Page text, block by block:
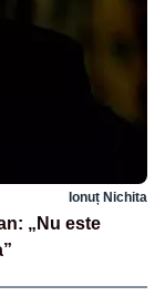
Ionuț Nichita
„Nu este